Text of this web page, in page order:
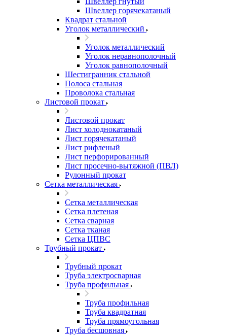
Швеллер горячекатаный
Квадрат стальной
Уголок металлический
Уголок металлический
Уголок неравнополочный
Уголок равнополочный
Шестигранник стальной
Полоса стальная
Проволока стальная
Листовой прокат
Листовой прокат
Лист холоднокатаный
Лист горячекатаный
Лист рифленый
Лист перфорированный
Лист просечно-вытяжной (ПВЛ)
Рулонный прокат
Сетка металлическая
Сетка металлическая
Сетка плетеная
Сетка сварная
Сетка тканая
Сетка ЦПВС
Трубный прокат
Трубный прокат
Труба электросварная
Труба профильная
Труба профильная
Труба квадратная
Труба прямоугольная
Труба бесшовная